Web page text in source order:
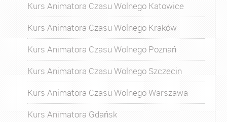
Kurs Animatora Czasu Wolnego Katowice
Kurs Animatora Czasu Wolnego Kraków
Kurs Animatora Czasu Wolnego Poznań
Kurs Animatora Czasu Wolnego Szczecin
Kurs Animatora Czasu Wolnego Warszawa
Kurs Animatora Gdańsk